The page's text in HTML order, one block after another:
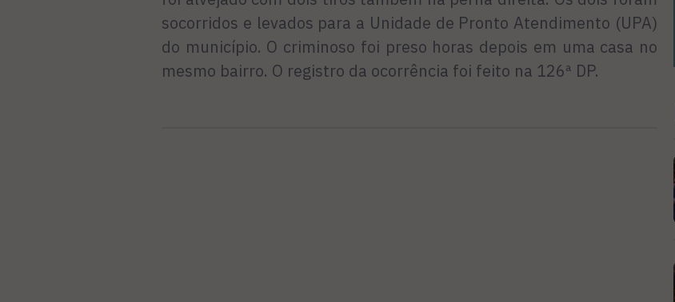
socorridos e levados para a Unidade de Pronto Atendimento (UPA)
do município. O criminoso foi preso horas depois em uma casa no
mesmo bairro. O registro da ocorrência foi feito na 126ª DP.